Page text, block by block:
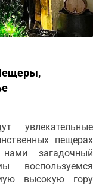
увлекательные
пещерах
загадочный
высокую гору